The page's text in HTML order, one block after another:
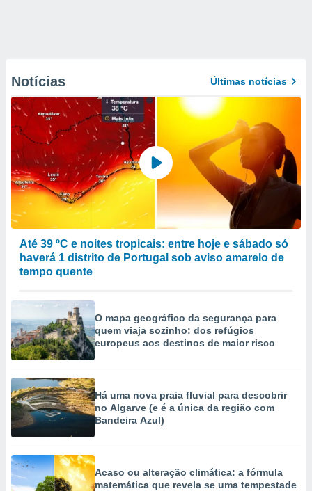
Notícias Últimas notícias
Até 39 ºC e noites tropicais: entre hoje e sábado só
haverá 1 distrito de Portugal sob aviso amarelo de
tempo quente
O mapa geográfico da segurança para
quem viaja sozinho: dos refúgios
europeus aos destinos de maior risco
Há uma nova praia fluvial para descobrir
no Algarve (e é a única da região com
Bandeira Azul)
Acaso ou alteração climática: a fórmula
matemática que revela se uma tempestade